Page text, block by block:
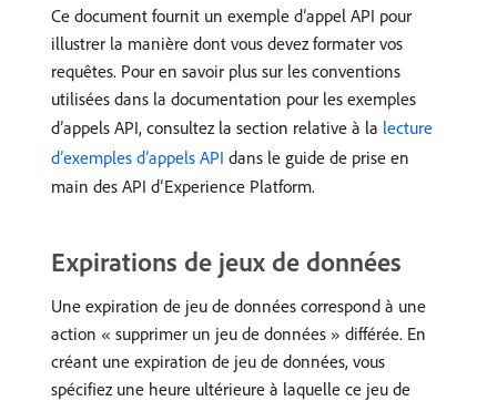
Ce document fournit un exemple d’appel API pour
illustrer la manière dont vous devez formater vos
requêtes. Pour en savoir plus sur les conventions
utilisées dans la documentation pour les exemples
d’appels API, consultez la section relative à la lecture
d’exemples d’appels API dans le guide de prise en
main des API d’Experience Platform.
Expirations de jeux de données
Une expiration de jeu de données correspond à une
action « supprimer un jeu de données » différée. En
créant une expiration de jeu de données, vous
spécifiez une heure ultérieure à laquelle ce jeu de